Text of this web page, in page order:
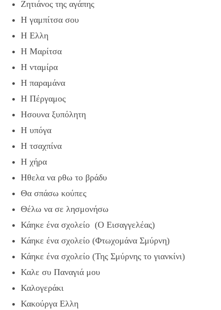
Ζητιάνος της αγάπης
Η γαμπίτσα σου
Η Ελλη
Η Μαρίτσα
Η νταμίρα
Η παραμάνα
Η Πέργαμος
Ησουνα ξυπόλητη
Η υπόγα
Η τσαχπίνα
Η χήρα
Ηθελα να ρθω το βράδυ
Θα σπάσω κούπες
Θέλω να σε λησμονήσω
Κάηκε ένα σχολείο (Ο Εισαγγελέας)
Κάηκε ένα σχολείο (Φτωχομάνα Σμύρνη)
Κάηκε ένα σχολείο (Της Σμύρνης το γιανκίνι)
Καλε συ Παναγιά μου
Καλογεράκι
Κακούργα Ελλη